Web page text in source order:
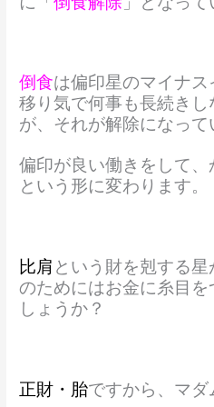
倒食は偏印星のマイナス
移り気で何事も長続き
が、それが解除になって
偏印が良い働きをして
という形に変わります。
比肩 という財を剋する
のためにはお金に糸目
しょうか？
正財・胎ですから、マダ